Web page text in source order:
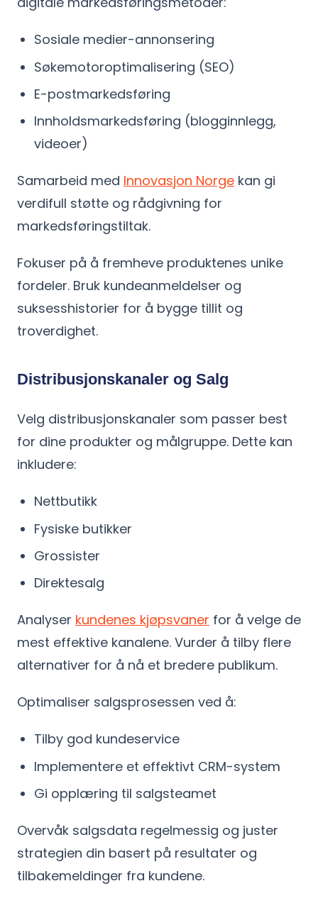
Sosiale medier-annonsering
Søkemotoroptimalisering (SEO)
E-postmarkedsføring
Innholdsmarkedsføring (blogginnlegg,
videoer)
Samarbeid med Innovasjon Norge kan gi
verdifull støtte og rådgivning for
markedsføringstiltak.
Fokuser på å fremheve produktenes unike
fordeler. Bruk kundeanmeldelser og
suksesshistorier for å bygge tillit og
troverdighet.
Distribusjonskanaler og Salg
Velg distribusjonskanaler som passer best
for dine produkter og målgruppe. Dette kan
inkludere:
Nettbutikk
Fysiske butikker
Grossister
Direktesalg
Analyser kundenes kjøpsvaner for å velge de
mest effektive kanalene. Vurder å tilby flere
alternativer for å nå et bredere publikum.
Optimaliser salgsprosessen ved å:
Tilby god kundeservice
Implementere et effektivt CRM-system
Gi opplæring til salgsteamet
Overvåk salgsdata regelmessig og juster
strategien din basert på resultater og
tilbakemeldinger fra kundene.